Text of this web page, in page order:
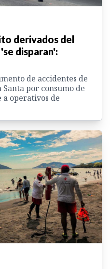
derivados del
disparan':
de accidentes de
por consumo de
a operativos de